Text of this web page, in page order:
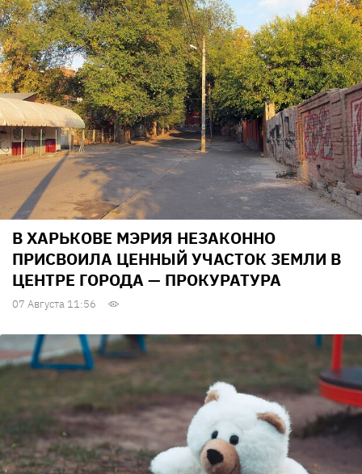
В ХАРЬКОВЕ МЭРИЯ НЕЗАКОННО
ПРИСВОИЛА ЦЕННЫЙ УЧАСТОК ЗЕМЛИ В
ЦЕНТРЕ ГОРОДА — ПРОКУРАТУРА
07 Августа 11:56